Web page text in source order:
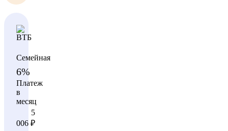
Семейная
6%
Платеж
в
месяц
5
006 ₽